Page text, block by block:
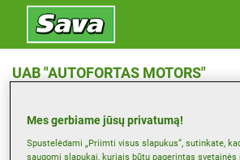
UAB "AUTOFORTAS MOTORS"
Žemėlapis
Mes gerbiame jūsų privatumą!
Spustelėdami „Priimti visus slapukus“, sutinkate,
saugomi slapukai, kuriais būtų pagerintas svetainės